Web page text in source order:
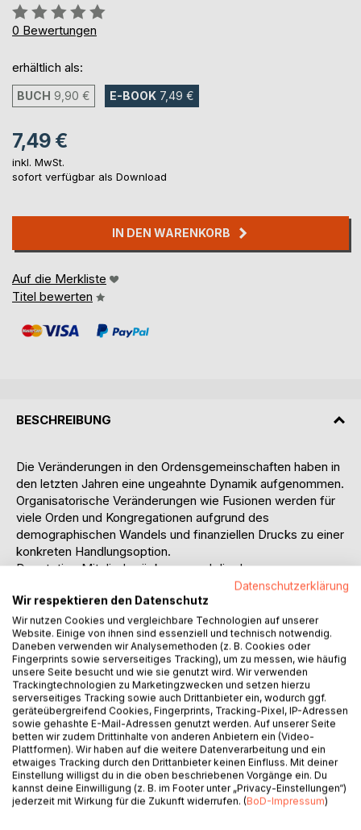
Bewertung::
0%
0 Bewertungen
erhältlich als:
BUCH 9,90 € E-BOOK 7,49 €
7,49 €
inkl. MwSt.
sofort verfügbar als Download
IN DEN WARENKORB
Auf die Merkliste
Titel bewerten
BESCHREIBUNG
Die Veränderungen in den Ordensgemeinschaften haben in
den letzten Jahren eine ungeahnte Dynamik aufgenommen.
Organisatorische Veränderungen wie Fusionen werden für
viele Orden und Kongregationen aufgrund des
demographischen Wandels und finanziellen Drucks zu einer
konkreten Handlungsoption.
Der stetige Mitgliederrückgang und die daraus
resultierende Überalterung der Gemeinschaften führt
immer häufiger zu Schließungen von Klöstern, zu
Zusammenschlüssen von Ordensprovinzen sowie zu
Überführungen von karitativen Einrichtungen in Stiftungen.
Diese Entwicklungen stellen die einzelnen Orden vor
herausfordernde Entscheidungen. Es geht um die Zukunft
der Orden und damit gleichzeitig um eine tragende Säule in
der Mitte der Gesellschaft. Gerade Orden prägen die
Sozialisierung von Gemeinden und Regionen spürbar mit.
Seelsorge, Unterstützung von kranken, alten und auch
jungen Menschen, aber vor allem das aktive christliche
Leben, eine lebendige christliche Spiritualität sind für die
Gesellschaft eine formende Grundlage. Doch die
veränderten Rahmenbedingungen sind real und fordern
Datenschutzerklärung
Wir respektieren den Datenschutz
Wir nutzen Cookies und vergleichbare Technologien auf unserer
Website. Einige von ihnen sind essenziell und technisch notwendig.
Daneben verwenden wir Analysemethoden (z. B. Cookies oder
Fingerprints sowie serverseitiges Tracking), um zu messen, wie häufig
unsere Seite besucht und wie sie genutzt wird. Wir verwenden
Trackingtechnologien zu Marketingzwecken und setzen hierzu
serverseitiges Tracking sowie auch Drittanbieter ein, wodurch ggf.
geräteübergreifend Cookies, Fingerprints, Tracking-Pixel, IP-Adressen
sowie gehashte E-Mail-Adressen genutzt werden. Auf unserer Seite
betten wir zudem Drittinhalte von anderen Anbietern ein (Video-
Plattformen). Wir haben auf die weitere Datenverarbeitung und ein
etwaiges Tracking durch den Drittanbieter keinen Einfluss. Mit deiner
Einstellung willigst du in die oben beschriebenen Vorgänge ein. Du
kannst deine Einwilligung (z. B. im Footer unter „Privacy-Einstellungen“)
jederzeit mit Wirkung für die Zukunft widerrufen. (BoD-Impressum)